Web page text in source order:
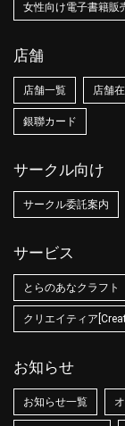
女性向け電子書籍販
店舗
店舗一覧 店舗
銀聯カード
サークル向け
サークル委託案内
サービス
とらのあなクラフト
クリエイティア
お知らせ
お知らせ一覧